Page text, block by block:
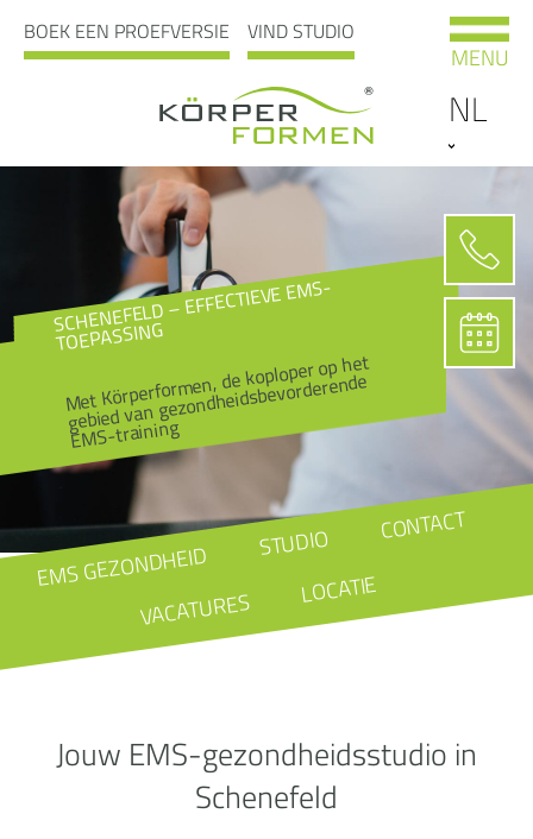
BOEK EEN PROEFVERSIE VIND STUDIO
NL
MENU
SCHENEFELD – EFFECTIEVE EMS-
TOEPASSING
Met Körperformen, de koploper op het
gebied van gezondheidsbevorderende
EMS-training
EMS GEZONDHEID STUDIO CONTACT
VACATURES LOCATIE
Jouw EMS-gezondheidsstudio in
Schenefeld